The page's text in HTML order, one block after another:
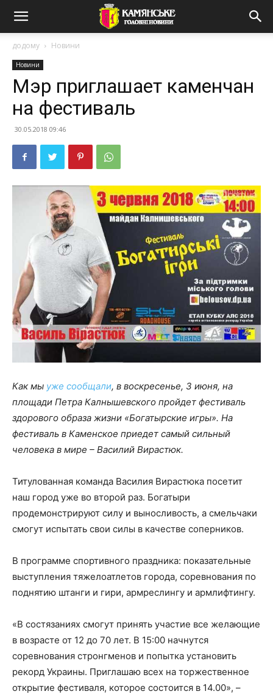
додому Новини
Новини
Мэр приглашает каменчан
на фестиваль
30.05.2018 09:46
Как мы уже сообщали, в воскресенье, 3 июня, на
площади Петра Калнышевского пройдет фестиваль
здорового образа жизни «Богатырские игры». На
фестиваль в Каменское приедет самый сильный
человека в мире – Василий Вирастюк.
Титулованная команда Василия Вирастюка посетит
наш город уже во второй раз. Богатыри
продемонстрируют силу и выносливость, а смельчаки
смогут испытать свои силы в качестве соперников.
В программе спортивного праздника: показательные
выступления тяжелоатлетов города, соревнования по
поднятию штанги и гири, армреслингу и армлифтингу.
«В состязаниях смогут принять участие все желающие
в возрасте от 12 до 70 лет. В 15:00 начнутся
соревнования стронгменов и попытка установить
рекорд Украины. Приглашаю всех на торжественное
открытие фестиваля, которое состоится в 14.00», –